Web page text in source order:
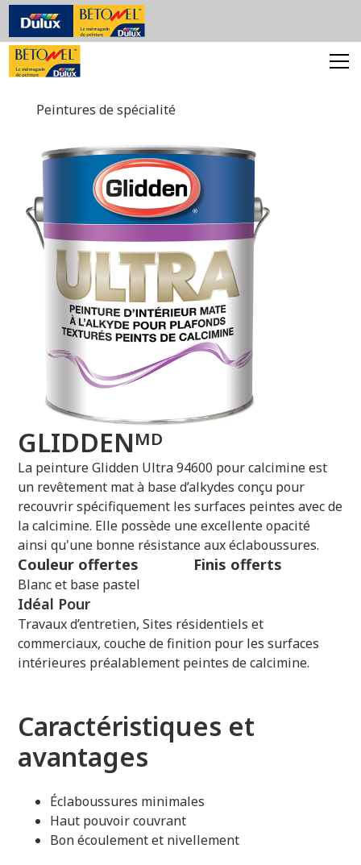
Peintures de spécialité
GLIDDENᴹᴰ
La peinture Glidden Ultra 94600 pour calcimine est
un revêtement mat à base d’alkydes conçu pour
recouvrir spécifiquement les surfaces peintes avec de
la calcimine. Elle possède une excellente opacité
ainsi qu'une bonne résistance aux éclaboussures.
Couleur offertes
Blanc et base pastel
Finis offerts
Idéal Pour
Travaux d’entretien, Sites résidentiels et
commerciaux, couche de finition pour les surfaces
intérieures préalablement peintes de calcimine.
Caractéristiques et
avantages
Éclaboussures minimales
Haut pouvoir couvrant
Bon écoulement et nivellement